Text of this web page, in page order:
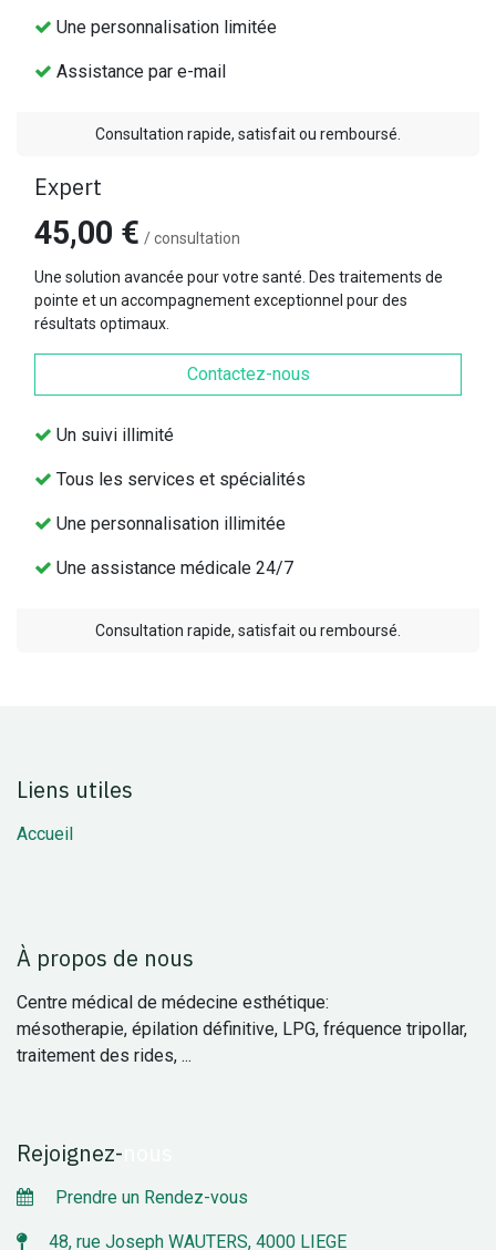
Une personnalisation limitée
Assistance par e-mail
Consultation rapide, satisfait ou remboursé.
Expert
45,00 € / consultation
Une solution avancée pour votre santé. Des traitements de
pointe et un accompagnement exceptionnel pour des
résultats optimaux.
Contactez-nous
Un suivi illimité
Tous les services et spécialités
Une personnalisation illimitée
Une assistance médicale 24/7
Consultation rapide, satisfait ou remboursé.
Liens utiles
Accueil
À propos de nous
Centre médical de médecine esthétique:
mésotherapie, épilation définitive, LPG, fréquence tripollar,
traitement des rides, ...
Rejoignez-
Prendre un Rendez-vous
48, rue Joseph WAUTERS, 4000 LIEGE